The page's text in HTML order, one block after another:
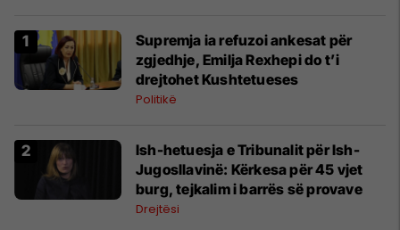
Supremja ia refuzoi ankesat për
zgjedhje, Emilja Rexhepi do t’i
drejtohet Kushtetueses
Politikë
Ish-hetuesja e Tribunalit për Ish-
Jugosllavinë: Kërkesa për 45 vjet
burg, tejkalim i barrës së provave
Drejtësi